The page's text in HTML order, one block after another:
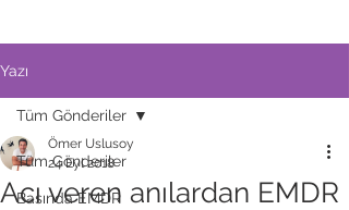
Yazı
Tüm Gönderiler
Basında EMDR
Tüm Gönderiler
Acı veren anılardan EMDR
Ömer Uslusoy
24 Eyl 2018